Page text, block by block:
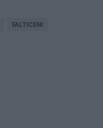
FALTICENI